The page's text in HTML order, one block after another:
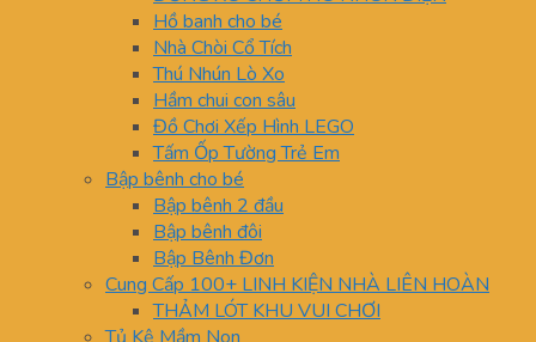
Hồ banh cho bé
Nhà Chòi Cổ Tích
Thú Nhún Lò Xo
Hầm chui con sâu
Đồ Chơi Xếp Hình LEGO
Tấm Ốp Tường Trẻ Em
Bập bênh cho bé
Bập bênh 2 đầu
Bập bênh đôi
Bập Bênh Đơn
Cung Cấp 100+ LINH KIỆN NHÀ LIÊN HOÀN
THẢM LÓT KHU VUI CHƠI